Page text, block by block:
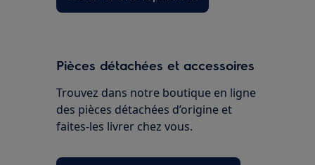
Pièces détachées et accessoires
Trouvez dans notre boutique en ligne
des pièces détachées d’origine et
faites-les livrer chez vous.